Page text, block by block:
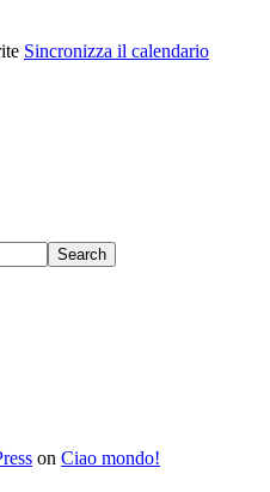
Sincronizza il calendario
on Ciao mondo!